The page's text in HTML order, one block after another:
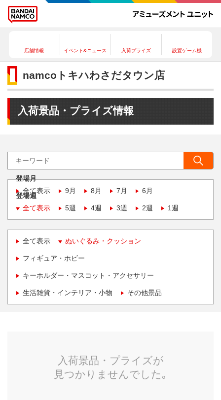
店舗情報 イベント&ニュース 入荷プライズ 設置ゲーム機
namcoトキハわさだタウン店
入荷景品・プライズ情報
登場月
全て表示
9月 8月 7月 6月
登場週
全て表示
5週 4週 3週 2週 1週
全て表示 ぬいぐるみ・クッション
フィギュア・ホビー
キーホルダー・マスコット・アクセサリー
生活雑貨・インテリア・小物 その他景品